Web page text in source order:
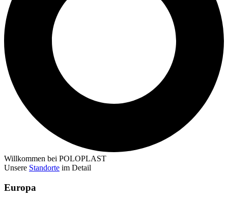
Willkommen bei POLOPLAST
Unsere Standorte im Detail
Europa